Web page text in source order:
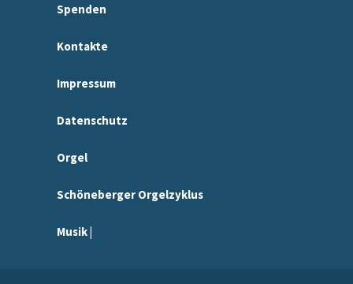
Spenden
Kontakte
Impressum
Datenschutz
Orgel
Schöneberger Orgelzyklus
Musik |